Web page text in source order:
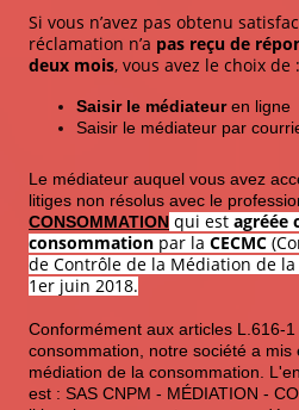
Si vous n’avez pas obtenu
réclamation n’a pas reçu de
deux mois, vous avez le choix de :
Saisir le médiateuren ligne
Saisir le médiateur par
Le médiateur auquel vous avez
litiges non résolus avec le
CONSOMMATION qui est agréée
consommation par la CECMC
de Contrôle de la Médiation de
1er juin 2018.
Conformément aux articles L.616-
consommation, notre société a mis
médiation de la consommation.
est : SAS CNPM - MÉDIATION -